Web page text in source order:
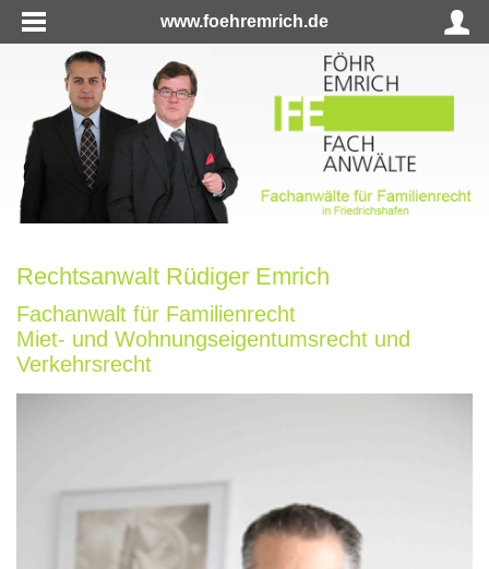
www.foehremrich.de
Rechtsanwalt Rüdiger Emrich
Fachanwalt für Familienrecht
Miet- und Wohnungseigentumsrecht und
Verkehrsrecht